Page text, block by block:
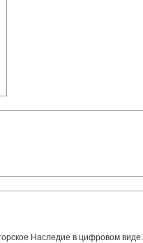
Наследие в цифровом виде.